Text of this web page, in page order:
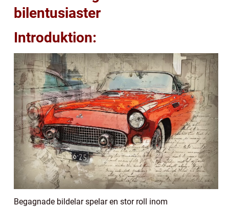
bilentusiaster
Introduktion:
Begagnade bildelar spelar en stor roll inom